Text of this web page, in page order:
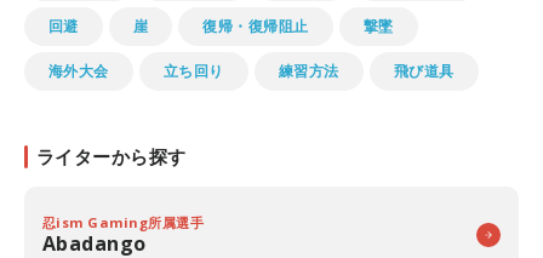
回避 崖 復帰・復帰阻止 撃墜
海外大会 立ち回り 練習方法 飛び道具
ライターから探す
忍ism Gaming所属選手
Abadango